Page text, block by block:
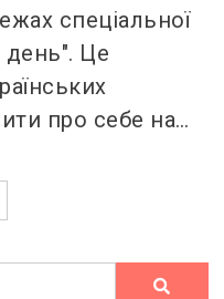
спеціальної
день". Це
про себе на…